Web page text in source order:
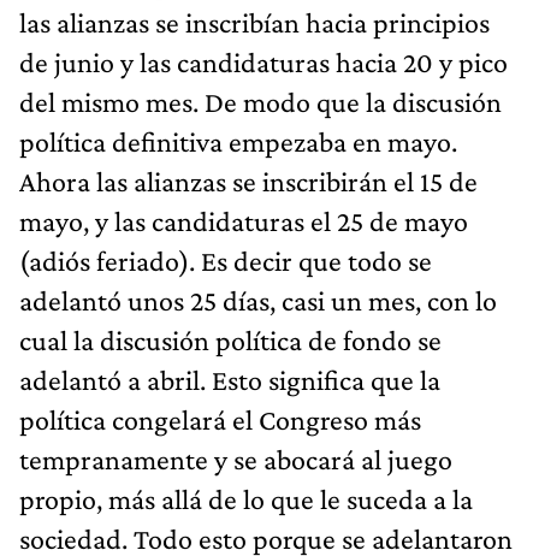
las alianzas se inscribían hacia principios
de junio y las candidaturas hacia 20 y pico
del mismo mes. De modo que la discusión
política definitiva empezaba en mayo.
Ahora las alianzas se inscribirán el 15 de
mayo, y las candidaturas el 25 de mayo
(adiós feriado). Es decir que todo se
adelantó unos 25 días, casi un mes, con lo
cual la discusión política de fondo se
adelantó a abril. Esto significa que la
política congelará el Congreso más
tempranamente y se abocará al juego
propio, más allá de lo que le suceda a la
sociedad. Todo esto porque se adelantaron